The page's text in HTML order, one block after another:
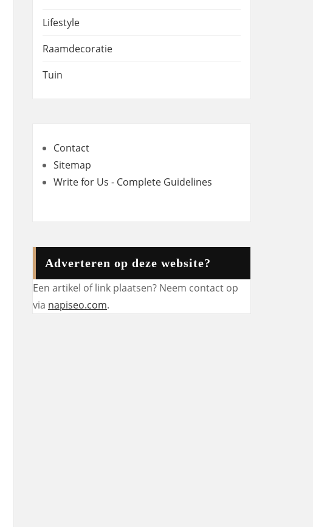
Lifestyle
Raamdecoratie
Tuin
Contact
Sitemap
Write for Us - Complete Guidelines
Adverteren op deze website?
Een artikel of link plaatsen? Neem contact op
via napiseo.com.